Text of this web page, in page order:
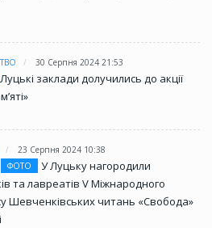
30 Серпня 2024 21:53
Луцькі заклади долучились до акції
23 Серпня 2024 10:38
ФОТО
У Луцьку нагородили
та лавреатів V Міжнародного
Шевченківських читань «Свобода»